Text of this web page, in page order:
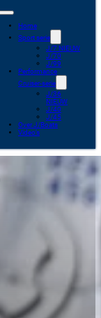
Home
Sport serie
J/7 NIEUW
J/70
J/99
Performance
Cruiser-serie
J/36
NIEUW
J/40
J/45
Over J/Boats
Video’s